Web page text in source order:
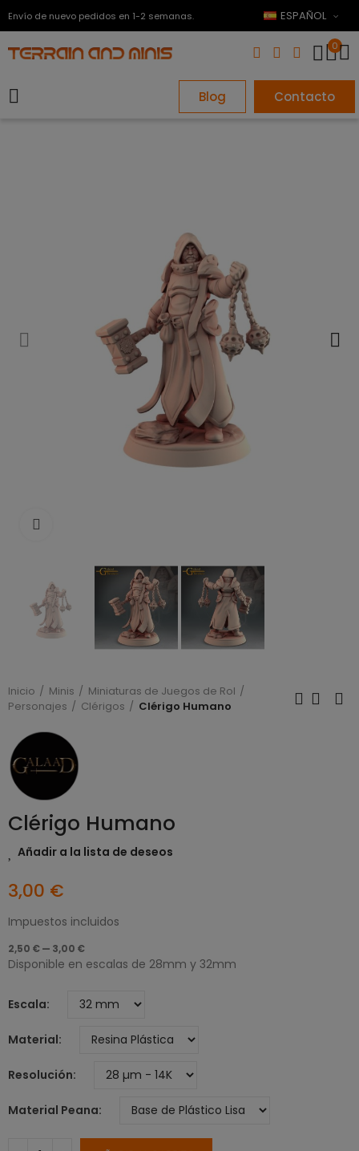
Envío de nuevo pedidos en 1-2 semanas. ESPAÑOL
0
Blog Contacto
Inicio Minis
Miniaturas de Juegos de Rol
Personajes
Clérigos Clérigo Humano
Clérigo Humano
Añadir a la lista de deseos
3,00 €
Impuestos incluidos
2,50 € — 3,00 €
Disponible en escalas de 28mm y 32mm
Escala
Material
Resolución
Material Peana